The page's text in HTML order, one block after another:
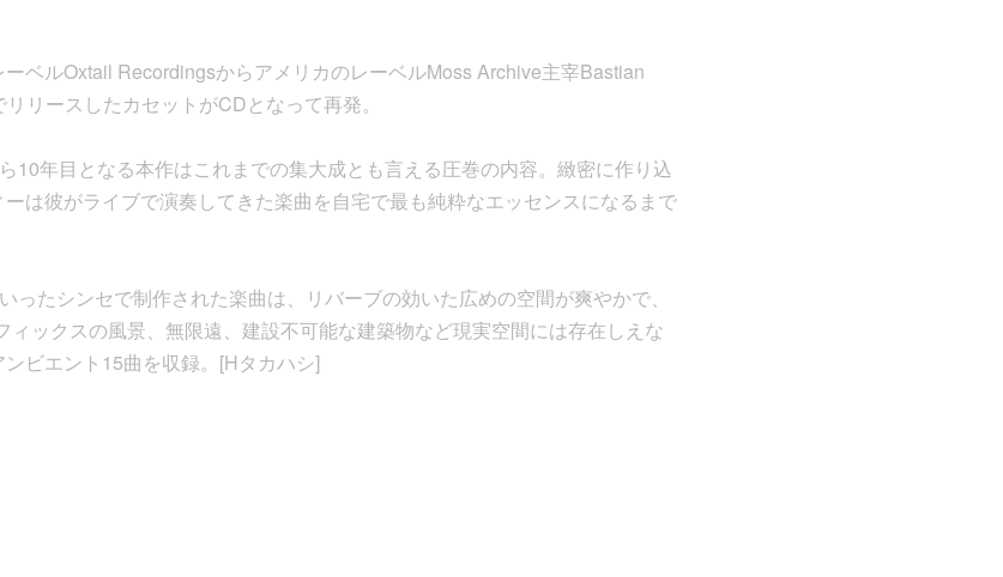
ベルOxtail RecordingsからアメリカのレーベルMoss Archive主宰Bastian
リースしたカセットがCDとなって再発。
10年目となる本作はこれまでの集大成とも言える圧巻の内容。緻密に作り込
は彼がライブで演奏してきた楽曲を自宅で最も純粋なエッセンスになるまで
ったシンセで制作された楽曲は、リバーブの効いた広めの空間が爽やかで、
ィックスの風景、無限遠、建設不可能な建築物など現実空間には存在しえな
ビエント15曲を収録。[Hタカハシ]